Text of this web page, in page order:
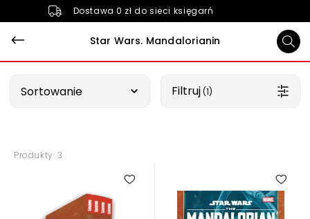
Dostawa 0 zł do sieci księgarń
Star Wars. Mandalorianin
Sortowanie Filtruj (1)
Produkty: 3